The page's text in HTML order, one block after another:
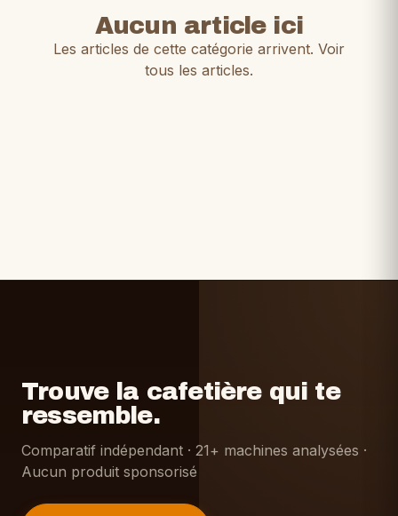
Aucun article ici
Les articles de cette catégorie arrivent. Voir
tous les articles.
Trouve la cafetière qui te
ressemble.
Comparatif indépendant · 21+ machines analysées ·
Aucun produit sponsorisé